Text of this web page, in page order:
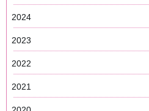
2024
2023
2022
2021